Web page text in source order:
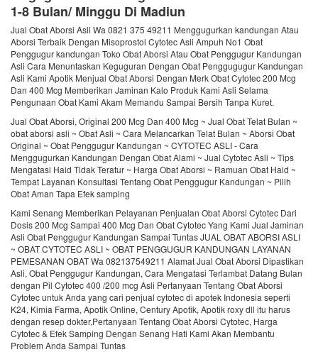
1-8 Bulan/ Minggu Di Madiun
Jual Obat Aborsi Asli Wa 0821 375 49211 Menggugurkan kandungan Atau
Aborsi Terbaik Dengan Misoprostol Cytotec Asli Ampuh No1 Obat
Penggugur kandungan Toko Obat Aborsi Atau Obat Penggugur Kandungan
Asli Cara Menuntaskan Keguguran Dengan Obat Penggugugur Kandungan
Asli Kami Apotik Menjual Obat Aborsi Dengan Merk Obat Cytotec 200 Mcg
Dan 400 Mcg Memberikan Jaminan Kalo Produk Kami Asli Selama
Pengunaan Obat Kami Akam Memandu Sampai Bersih Tanpa Kuret.
Jual Obat Aborsi, Original 200 Mcg Dan 400 Mcg ~ Jual Obat Telat Bulan ~
obat aborsi asli ~ Obat Asli ~ Cara Melancarkan Telat Bulan ~ Aborsi Obat
Original ~ Obat Penggugur Kandungan ~ CYTOTEC ASLI - Cara
Menggugurkan Kandungan Dengan Obat Alami ~ Jual Cytotec Asli ~ Tips
Mengatasi Haid Tidak Teratur ~ Harga Obat Aborsi ~ Ramuan Obat Haid ~
Tempat Layanan Konsultasi Tentang Obat Penggugur Kandungan ~ Pilih
Obat Aman Tapa Efek samping
Kami Senang Memberikan Pelayanan Penjualan Obat Aborsi Cytotec Dari
Dosis 200 Mcg Sampai 400 Mcg Dan Obat Cytotec Yang Kami Jual Jaminan
Asli Obat Penggugur Kandungan Sampai Tuntas JUAL OBAT ABORSI ASLI
~ OBAT CYTOTEC ASLI ~ OBAT PENGGUGUR KANDUNGAN LAYANAN
PEMESANAN OBAT Wa 082137549211 Alamat Jual Obat Aborsi Dipastikan
Asli, Obat Penggugur Kandungan, Cara Mengatasi Terlambat Datang Bulan
dengan Pil Cytotec 400 /200 mcg Asli Pertanyaan Tentang Obat Aborsi
Cytotec untuk Anda yang cari penjual cytotec di apotek Indonesia seperti
K24, Kimia Farma, Apotik Online, Century Apotik, Apotik roxy dll itu harus
dengan resep dokter,Pertanyaan Tentang Obat Aborsi Cytotec, Harga
Cytotec & Efek Samping Dengan Senang Hati Kami Akan Membantu
Problem Anda Sampai Tuntas